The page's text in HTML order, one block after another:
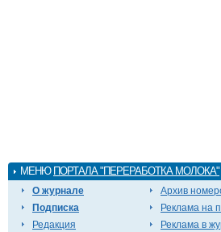
МЕНЮ ПОРТАЛА "ПЕРЕРАБОТКА МОЛОКА"
О журнале
Подписка
Редакция
Архив
Реклама на
Реклама в